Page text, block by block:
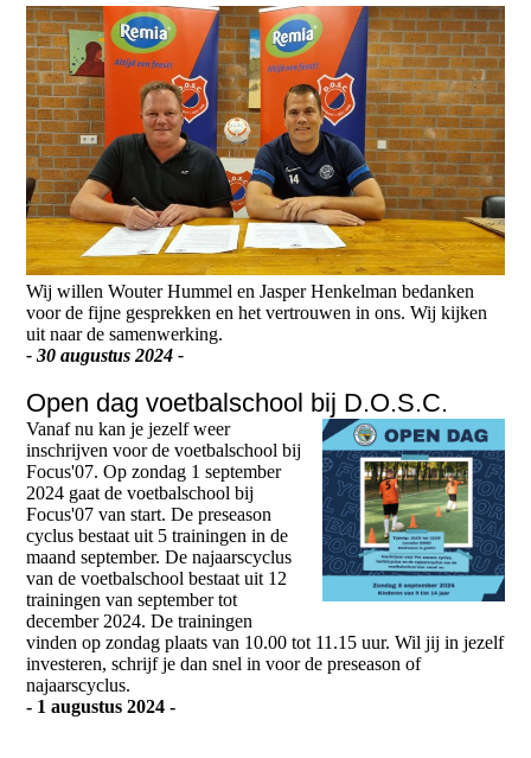
Wij willen Wouter Hummel en Jasper Henkelman bedanken
voor de fijne gesprekken en het vertrouwen in ons. Wij kijken
uit naar de samenwerking.
- 30 augustus 2024 -
Open dag voetbalschool bij D.O.S.C.
Vanaf nu kan je jezelf weer
inschrijven voor de voetbalschool bij
Focus'07. Op zondag 1 september
2024 gaat de voetbalschool bij
Focus'07 van start. De preseason
cyclus bestaat uit 5 trainingen in de
maand september. De najaarscyclus
van de voetbalschool bestaat uit 12
trainingen van september tot
december 2024. De trainingen
vinden op zondag plaats van 10.00 tot 11.15 uur. Wil jij in jezelf
investeren, schrijf je dan snel in voor de preseason of
najaarscyclus.
- 1 augustus 2024 -